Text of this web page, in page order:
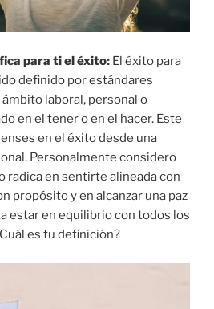
para ti el éxito: El éxito para
definido por estándares
laboral, personal o
en el tener o en el hacer. Este
en el éxito desde una
Personalmente considero
radica en sentirte alineada con
propósito y en alcanzar una paz
estar en equilibrio con todos los
es tu definición?